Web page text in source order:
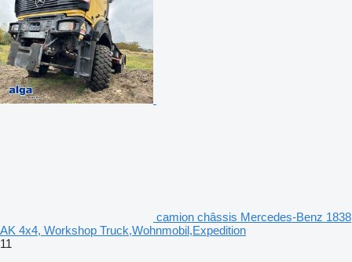
camion châssis Mercedes-Benz 1838
AK 4x4, Workshop Truck,Wohnmobil,Expedition
11